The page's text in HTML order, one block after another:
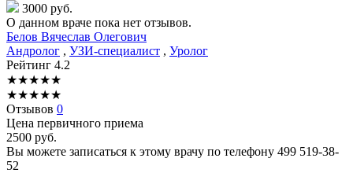
3000 руб.
О данном враче пока нет отзывов.
Белов Вячеслав Олегович
Андролог , УЗИ-специалист , Уролог
Рейтинг 4.2
★★★★★
★★★★★
Отзывов 0
Цена первичного приема
2500 руб.
Вы можете записаться к этому врачу по телефону 499 519-38-
52